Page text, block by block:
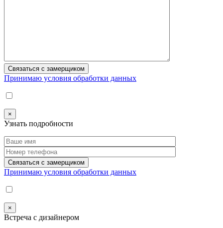
Принимаю условия обработки данных
×
Узнать подробности
Принимаю условия обработки данных
×
Встреча с дизайнером